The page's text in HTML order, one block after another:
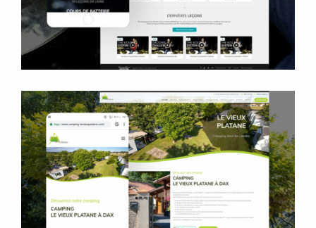
Le Vieux Platane
Site internet
Plans